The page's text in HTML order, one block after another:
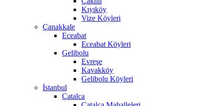
Kıyıköy
Vize Köyleri
Çanakkale
Eceabat
Eceabat Köyleri
Gelibolu
Evreşe
Kavakköy
Gelibolu Köyleri
İstanbul
Çatalca